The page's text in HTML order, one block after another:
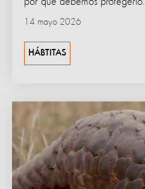
14 mayo 2026
HÁBTITAS